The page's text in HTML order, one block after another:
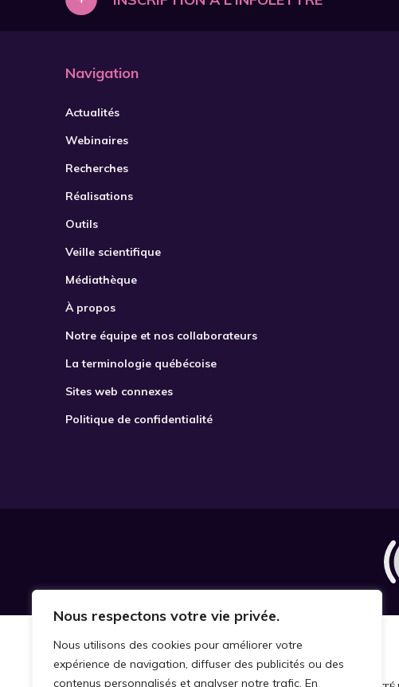
Nous respectons votre vie privée.
Nous utilisons des cookies pour améliorer votre
expérience de navigation, diffuser des publicités ou des
contenus personnalisés et analyser notre trafic. En
Navigation
Actualités
Webinaires
Recherches
Réalisations
Outils
Veille scientifique
Médiathèque
À propos
Notre équipe et nos collaborateurs
La terminologie québécoise
Sites web connexes
Politique de confidentialité